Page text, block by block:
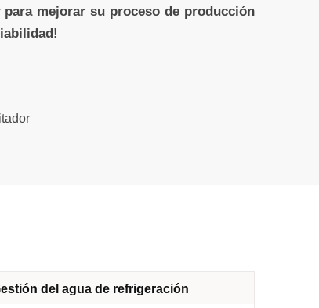
mejorar su proceso de producción
del agua de refrigeración